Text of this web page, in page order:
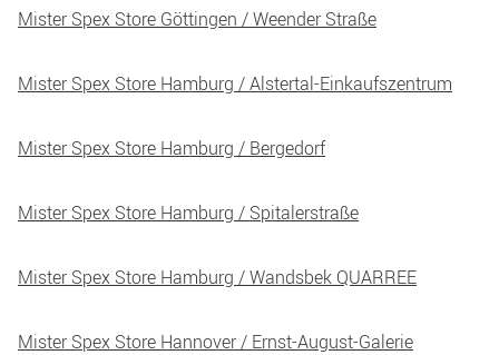
Mister Spex Store Göttingen / Weender Straße
Mister Spex Store Hamburg / Alstertal-Einkaufszentrum
Mister Spex Store Hamburg / Bergedorf
Mister Spex Store Hamburg / Spitalerstraße
Mister Spex Store Hamburg / Wandsbek QUARREE
Mister Spex Store Hannover / Ernst-August-Galerie